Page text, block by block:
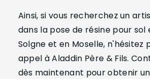
Ainsi, si vous recherchez un
dans la pose de résine pour sol
Solgne et en Moselle, n'hésitez
appel à Aladdin Père & Fils.
dès maintenant pour obtenir